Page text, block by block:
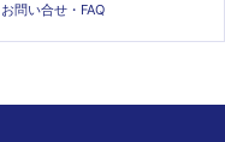
お問い合せ・FAQ